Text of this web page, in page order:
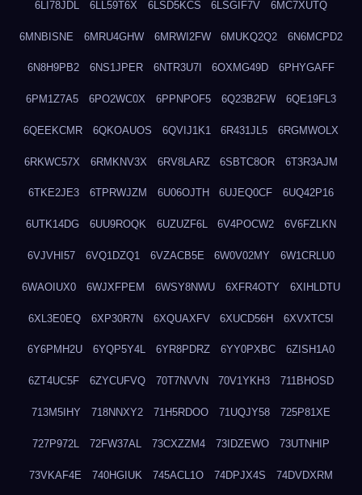
6LI78JDL 6LL59T6X 6LSD5KCS 6LSGIF7V 6MC7XUTQ
6MNBISNE 6MRU4GHW 6MRWI2FW 6MUKQ2Q2 6N6MCPD2
6N8H9PB2 6NS1JPER 6NTR3U7I 6OXMG49D 6PHYGAFF
6PM1Z7A5 6PO2WC0X 6PPNPOF5 6Q23B2FW 6QE19FL3
6QEEKCMR 6QKOAUOS 6QVIJ1K1 6R431JL5 6RGMWOLX
6RKWC57X 6RMKNV3X 6RV8LARZ 6SBTC8OR 6T3R3AJM
6TKE2JE3 6TPRWJZM 6U06OJTH 6UJEQ0CF 6UQ42P16
6UTK14DG 6UU9ROQK 6UZUZF6L 6V4POCW2 6V6FZLKN
6VJVHI57 6VQ1DZQ1 6VZACB5E 6W0V02MY 6W1CRLU0
6WAOIUX0 6WJXFPEM 6WSY8NWU 6XFR4OTY 6XIHLDTU
6XL3E0EQ 6XP30R7N 6XQUAXFV 6XUCD56H 6XVXTC5I
6Y6PMH2U 6YQP5Y4L 6YR8PDRZ 6YY0PXBC 6ZISH1A0
6ZT4UC5F 6ZYCUFVQ 70T7NVVN 70V1YKH3 711BHOSD
713M5IHY 718NNXY2 71H5RDOO 71UQJY58 725P81XE
727P972L 72FW37AL 73CXZZM4 73IDZEWO 73UTNHIP
73VKAF4E 740HGIUK 745ACL1O 74DPJX4S 74DVDXRM